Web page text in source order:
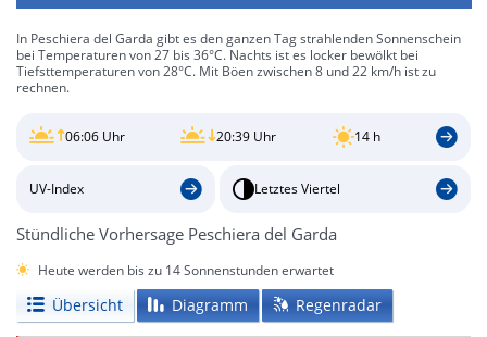
In Peschiera del Garda gibt es den ganzen Tag strahlenden Sonnenschein
bei Temperaturen von 27 bis 36°C. Nachts ist es locker bewölkt bei
Tiefsttemperaturen von 28°C. Mit Böen zwischen 8 und 22 km/h ist zu
rechnen.
06:06 Uhr 20:39 Uhr 14 h
UV-Index Letztes Viertel
Stündliche Vorhersage Peschiera del Garda
Heute werden bis zu 14 Sonnenstunden erwartet
Übersicht Diagramm Regenradar